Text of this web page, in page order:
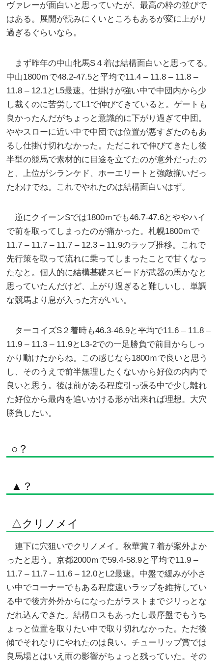
ヴァレーが面白いと思っていたが、最高の枠の並びで
はある。展開が読みにくいところもあるが変に上がり
過ぎるぐらいなら。
まず昨年の中山牝馬S４着は結構面白いと思ってる。
中山1800ｍで48.2-47.5と平均で11.4 – 11.8 – 11.8 –
11.8 – 12.1とL5最速。仕掛けが強い中で中団内から少
し裁くのに苦労してL1で伸びてきていると。ゲートも
良かったんだがちょっと意識的に下がり過ぎて中団。
ややスローに近い中で中団では位置が悪すぎたのもあ
るし仕掛け切れなかった。ただこれで伸びてきたし後
半型の競馬で素材的に目途を立てたのが意外だったの
と、上位がシランケド、ホーエリートと強敵揃いだっ
たわけでね。これでやれたのは結構面白いはず。
逆にクイーンSでは1800ｍでも46.7-47.6とややハイ
で前を取ってしまったのが痛かった。札幌1800ｍで
11.7 – 11.7 – 11.7 – 12.3 – 11.9のラップ推移。これで
先行策を取って流れに乗ってしまったことで甘くなっ
たなと。個人的に結構基礎スピードが武器の馬かなと
思っていたんだけど、上がり過ぎると難しいし、単調
な競馬より息が入った方がいい。
ターコイズS２着時も46.3-46.9と平均で11.6 – 11.8 –
11.9 – 11.3 – 11.9とL3-2での一足勝負で前目からしっ
かり動けたからね。この感じなら1800ｍで良いと思う
し、そのうえで前半無理したくないから好位の内内で
良いと思う。後は前がある程度引っ張る中で少し離れ
た好位から最内を追いかける形が出来れば理想。大穴
勝負したい。
○？
▲？
△クリノメイ
連下に穴狙いでクリノメイ。秋華賞７着が案外よか
ったと思う。京都2000ｍで59.4-58.9と平均で11.9 –
11.7 – 11.7 – 11.6 – 12.0とL2最速。中盤で緩みが小さ
い中でコーナーでもある程度速いラップを維持してい
る中で後方外外からになったがラストまでジリっとな
だれ込んできた。結構ロスもあったし最序盤でもうち
ょっと位置を取りたい中で取り切れなかった。ただ後
傾でそれなりにやれたのは良い。チューリップ賞では
良馬場とはいえ雨の影響がちょっと残っていた。その